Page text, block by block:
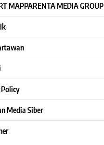
MAPPARENTA MEDIA GROUP
Media Siber